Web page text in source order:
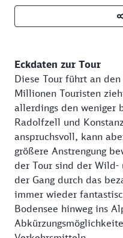
Eckdaten zur Tour
Diese Tour führt an
Millionen Touristen
allerdings den weniger
Radolfzell und
anspruchsvoll, kann
größere Anstrengung
der Tour sind der
der Gang durch das
immer wieder
Bodensee hinweg ins